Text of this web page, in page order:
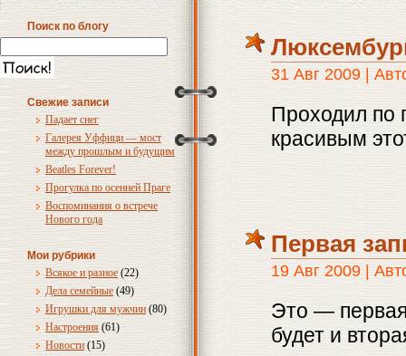
Поиск по блогу
Свежие записи
Падает снег
Галерея Уффици — мост
между прошлым и будущим
Beatles Forever!
Прогулка по осенней Праге
Воспоминания о встрече
Нового года
Мои рубрики
Всякое и разное (22)
Дела семейные (49)
Игрушки для мужчин (80)
Настроения (61)
Новости (15)
31 Авг 2009 |
Проходил по
красивым
Первая
19 Авг 2009 |
Это — первая
будет и